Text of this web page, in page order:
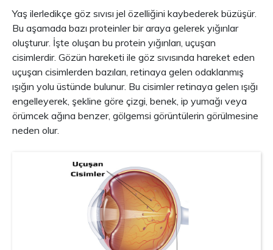
Yaş ilerledikçe göz sıvısı jel özelliğini kaybederek büzüşür.
Bu aşamada bazı proteinler bir araya gelerek yığınlar
oluşturur. İşte oluşan bu protein yığınları, uçuşan
cisimlerdir. Gözün hareketi ile göz sıvısında hareket eden
uçuşan cisimlerden bazıları, retinaya gelen odaklanmış
ışığın yolu üstünde bulunur. Bu cisimler retinaya gelen ışığı
engelleyerek, şekline göre çizgi, benek, ip yumağı veya
örümcek ağına benzer, gölgemsi görüntülerin görülmesine
neden olur.